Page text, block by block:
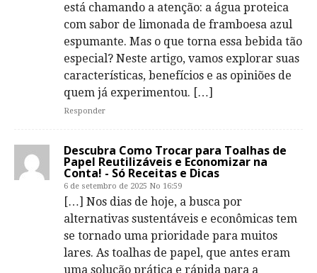
está chamando a atenção: a água proteica
com sabor de limonada de framboesa azul
espumante. Mas o que torna essa bebida tão
especial? Neste artigo, vamos explorar suas
características, benefícios e as opiniões de
quem já experimentou. […]
Responder
Descubra Como Trocar para Toalhas de
Papel Reutilizáveis e Economizar na
Conta! - Só Receitas e Dicas
6 de setembro de 2025 No 16:59
[…] Nos dias de hoje, a busca por
alternativas sustentáveis e econômicas tem
se tornado uma prioridade para muitos
lares. As toalhas de papel, que antes eram
uma solução prática e rápida para a